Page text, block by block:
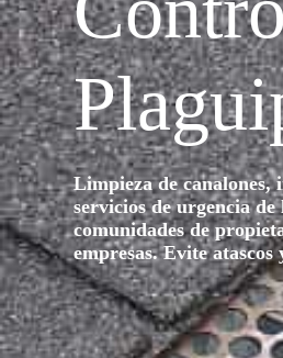
Limpieza de canalones,
servicios de urgencia
comunidades de
empresas. Evite